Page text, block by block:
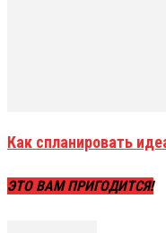
Как спланировать
ЭТО ВАМ ПРИГОДИТСЯ!